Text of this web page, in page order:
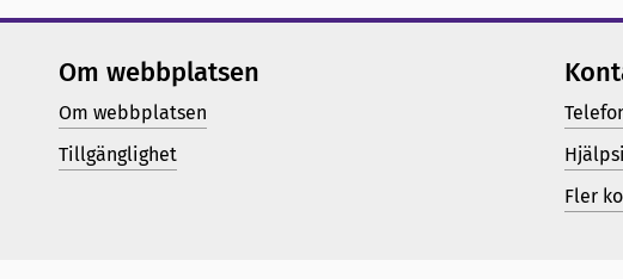
Om webbplatsen
Om webbplatsen
Tillgänglighet
Fler